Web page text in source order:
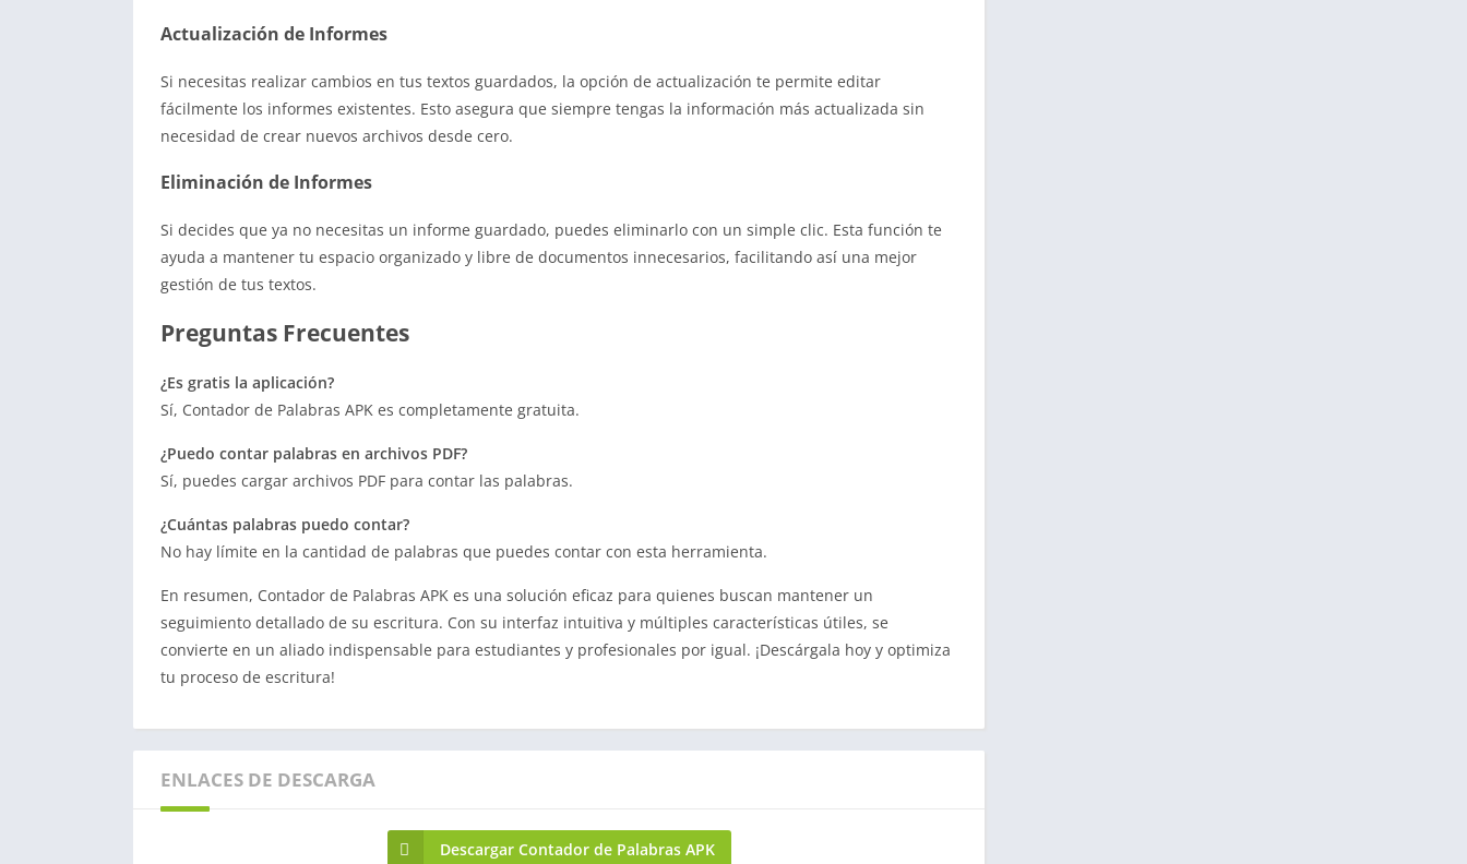
Actualización de Informes
Si necesitas realizar cambios en tus textos guardados, la opción de actualización te permite editar
fácilmente los informes existentes. Esto asegura que siempre tengas la información más actualizada sin
necesidad de crear nuevos archivos desde cero.
Eliminación de Informes
Si decides que ya no necesitas un informe guardado, puedes eliminarlo con un simple clic. Esta función te
ayuda a mantener tu espacio organizado y libre de documentos innecesarios, facilitando así una mejor
gestión de tus textos.
Preguntas Frecuentes
¿Es gratis la aplicación?
Sí, Contador de Palabras APK es completamente gratuita.
¿Puedo contar palabras en archivos PDF?
Sí, puedes cargar archivos PDF para contar las palabras.
¿Cuántas palabras puedo contar?
No hay límite en la cantidad de palabras que puedes contar con esta herramienta.
En resumen, Contador de Palabras APK es una solución eficaz para quienes buscan mantener un
seguimiento detallado de su escritura. Con su interfaz intuitiva y múltiples características útiles, se
convierte en un aliado indispensable para estudiantes y profesionales por igual. ¡Descárgala hoy y optimiza
tu proceso de escritura!
ENLACES DE DESCARGA
Descargar Contador de Palabras APK